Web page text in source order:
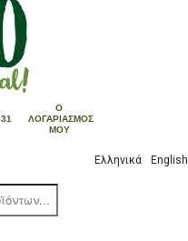
Ο
ΛΟΓΑΡΙΑΣΜΌΣ
ΜΟΥ
Ελληνικά English